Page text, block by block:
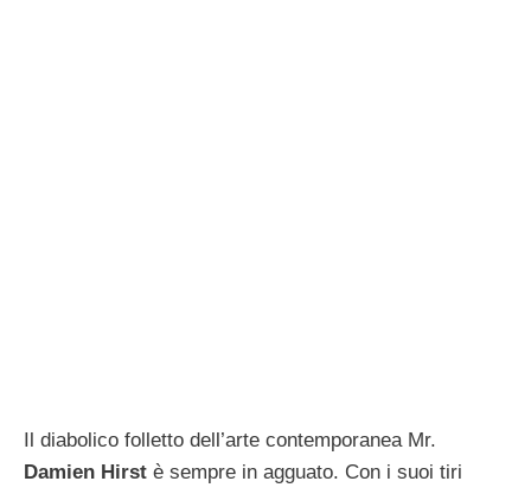
Il diabolico folletto dell’arte contemporanea Mr.
Damien Hirst è sempre in agguato. Con i suoi tiri